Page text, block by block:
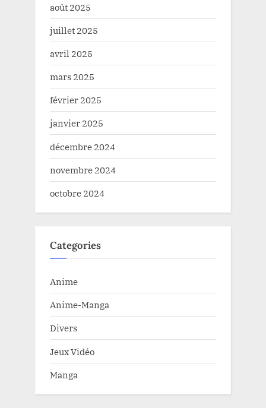
août 2025
juillet 2025
avril 2025
mars 2025
février 2025
janvier 2025
décembre 2024
novembre 2024
octobre 2024
Categories
Anime
Anime-Manga
Divers
Jeux Vidéo
Manga